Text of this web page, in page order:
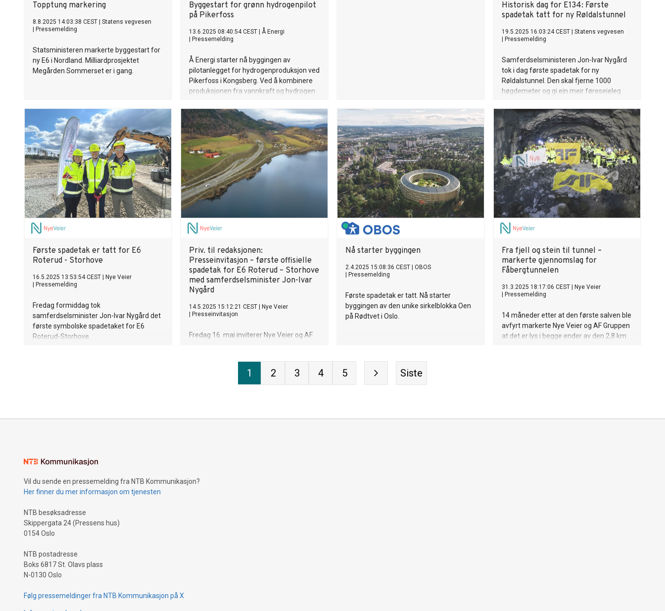
Topptung markering
8.8.2025 14:03:38 CEST
Statens vegvesen
Pressemelding
Statsministeren markerte byggestart for
ny E6 i Nordland. Milliardprosjektet
Megården Sommerset er i gang.
Byggestart for grønn hydrogenpilot
på Pikerfoss
13.6.2025 08:40:54 CEST
Å Energi
Pressemelding
Å Energi starter nå byggingen av
pilotanlegget for hydrogenproduksjon ved
Pikerfoss i Kongsberg. Ved å kombinere
produksjonen fra vannkraft og hydrogen
vannkraften.
Historisk dag for E134: Første
spadetak tatt for ny Røldalstunnel
19.5.2025 16:03:24 CEST
Statens vegvesen
Pressemelding
Samferdselsministeren Jon-Ivar Nygård
tok i dag første spadetak for ny
Røldalstunnel. Den skal fjerne 1000
høgdemeter og gi ein meir føreseieleg
Første spadetak er tatt for E6
Roterud - Storhove
16.5.2025 13:53:54 CEST
Nye Veier
Pressemelding
Fredag formiddag tok
samferdselsminister Jon-Ivar Nygård det
første symbolske spadetaket for E6
Roterud-Storhove.
Priv. til redaksjonen:
Presseinvitasjon – første offisielle
spadetak for E6 Roterud – Storhove
med samferdselsminister Jon-Ivar
Nygård
14.5.2025 15:12:21 CEST
Nye Veier
Presseinvitasjon
Fredag 16. mai inviterer Nye Veier og AF
Nå starter byggingen
2.4.2025 15:08:36 CEST
OBOS
Pressemelding
Første spadetak er tatt. Nå starter
byggingen av den unike sirkelblokka Oen
på Rødtvet i Oslo.
Fra fjell og stein til tunnel –
markerte gjennomslag for
Fåbergtunnelen
31.3.2025 18:17:06 CEST
Nye Veier
Pressemelding
14 måneder etter at den første salven ble
avfyrt markerte Nye Veier og AF Gruppen
at det er lys i begge ender av den 2,8 km
1 2 3 4 5 Siste
Vil du sende en pressemelding fra NTB Kommunikasjon?
Her finner du mer informasjon om tjenesten
NTB besøksadresse
Skippergata 24 (Pressens hus)
0154 Oslo
NTB postadresse
Boks 6817 St. Olavs plass
N-0130 Oslo
Følg pressemeldinger fra NTB Kommunikasjon på X